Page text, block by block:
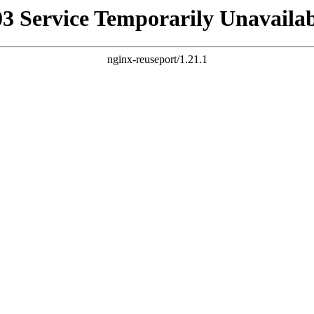
Service Temporarily
nginx-reuseport/1.21.1